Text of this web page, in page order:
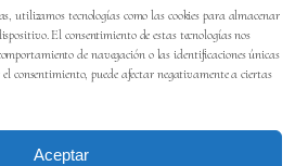
utilizamos tecnologías como las cookies para almacenar
El consentimiento de estas tecnologías nos
de navegación o las identificaciones únicas
consentimiento, puede afectar negativamente a ciertas
Aceptar
659700313
EN: